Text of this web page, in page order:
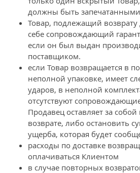
должны быть
Товар, подлежащий
себе сопровождающий
если он был выдан
поставщиком.
если Товар возвращается в
неполной упаковке, имеет
ударов, в неполной
отсутствуют
Продавец оставляет за собой
возврате, либо остановить
ущерба, которая будет
расходы по доставке
оплачиваться Клиентом
в случае повторных